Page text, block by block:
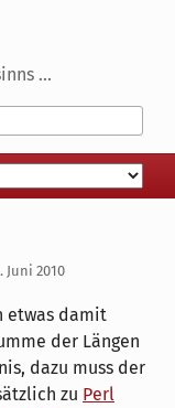
...
Juni 2010
etwas damit
der Längen
dazu muss der
zu Perl